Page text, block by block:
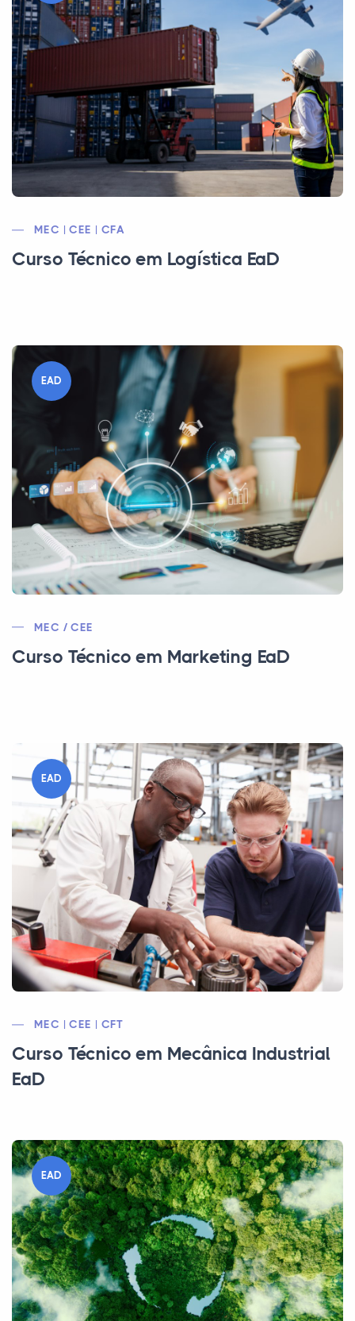
MEC | CEE | CFA
Curso Técnico em Logística EaD
EAD
MEC / CEE
Curso Técnico em Marketing EaD
EAD
MEC | CEE | CFT
Curso Técnico em Mecânica Industrial
EaD
EAD